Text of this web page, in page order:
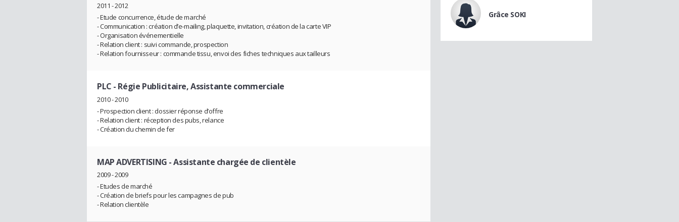
2011 - 2012
- Etude concurrence, étude de marché
- Communication : création d’e-mailing, plaquette, invitation, création de la carte VIP
- Organisation événementielle
- Relation client : suivi commande, prospection
- Relation fournisseur : commande tissu, envoi des fiches techniques aux tailleurs
PLC - Régie Publicitaire, Assistante commerciale
2010 - 2010
- Prospection client : dossier réponse d’offre
- Relation client : réception des pubs, relance
- Création du chemin de fer
MAP ADVERTISING - Assistante chargée de clientèle
2009 - 2009
- Etudes de marché
- Création de briefs pour les campagnes de pub
- Relation clientèle
Grâce SOKI